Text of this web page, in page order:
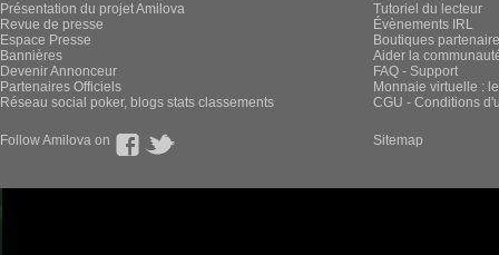
Présentation du projet Amilova
Revue de presse
Espace Presse
Bannières
Devenir Annonceur
Partenaires Officiels
Réseau social poker, blogs stats classements
Tutoriel du lecteur
Évènements IRL
Boutiques
Aider la
FAQ - Support
Monnaie virtuelle :
CGU - Conditions
Follow Amilova on Sitemap